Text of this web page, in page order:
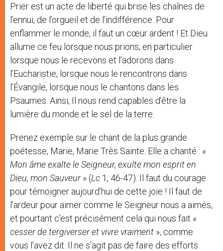
Prier est un acte de liberté qui brise les chaînes de
l’ennui, de l’orgueil et de l’indifférence. Pour
enflammer le monde, il faut un cœur ardent ! Et Dieu
allume ce feu lorsque nous prions, en particulier
lorsque nous le recevons et l’adorons dans
l’Eucharistie, lorsque nous le rencontrons dans
l’Évangile, lorsque nous le chantons dans les
Psaumes. Ainsi, Il nous rend capables d’être la
lumière du monde et le sel de la terre.
Prenez exemple sur le chant de la plus grande
poétesse, Marie, Marie Très Sainte. Elle a chanté : «
Mon âme exalte le Seigneur, exulte mon esprit en
Dieu, mon Sauveur» (Lc 1, 46-47). Il faut du courage
pour témoigner aujourd’hui de cette joie ! Il faut de
l’ardeur pour aimer comme le Seigneur nous a aimés,
et pourtant c’est précisément cela qui nous fait «
cesser de tergiverser et vivre vraiment », comme
vous l’avez dit. Il ne s’agit pas de faire des efforts